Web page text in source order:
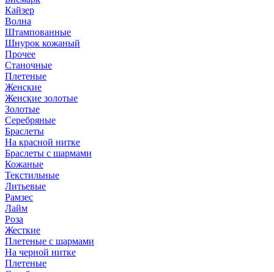
Кайзер
Волна
Штампованные
Шнурок кожаный
Прочее
Станочные
Плетеные
Женские
Женские золотые
Золотые
Серебряные
Браслеты
На красной нитке
Браслеты с шармами
Кожаные
Текстильные
Литьевые
Рамзес
Лайм
Роза
Жесткие
Плетеные с шармами
На черной нитке
Плетеные